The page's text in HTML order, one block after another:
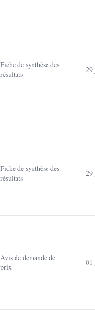
Fiche de synthèse des
résultats
29
Fiche de synthèse des
résultats
29
Avis de demande de
prix
01